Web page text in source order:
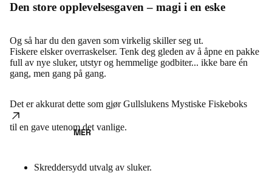
MER
Den store opplevelsesgaven – magi i en eske
Og så har du den gaven som virkelig skiller seg ut.
Fiskere elsker overraskelser. Tenk deg gleden av å åpne en pakke
full av nye sluker, utstyr og hemmelige godbiter... ikke bare én
gang, men gang på gang.
Det er akkurat dette som gjørGullslukens Mystiske Fiskeboks
til en gave utenom det vanlige.
Skreddersydd utvalg av sluker.